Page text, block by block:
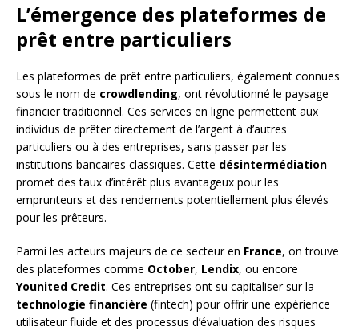
L’émergence des plateformes de
prêt entre particuliers
Les plateformes de prêt entre particuliers, également connues
sous le nom de crowdlending, ont révolutionné le paysage
financier traditionnel. Ces services en ligne permettent aux
individus de prêter directement de l’argent à d’autres
particuliers ou à des entreprises, sans passer par les
institutions bancaires classiques. Cette désintermédiation
promet des taux d’intérêt plus avantageux pour les
emprunteurs et des rendements potentiellement plus élevés
pour les prêteurs.
Parmi les acteurs majeurs de ce secteur en France, on trouve
des plateformes comme October, Lendix, ou encore
Younited Credit. Ces entreprises ont su capitaliser sur la
technologie financière (fintech) pour offrir une expérience
utilisateur fluide et des processus d’évaluation des risques